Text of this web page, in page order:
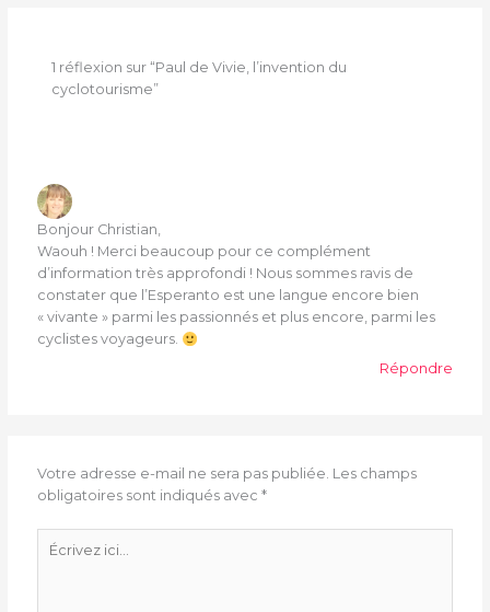
1 réflexion sur “Paul de Vivie, l’invention du
cyclotourisme”
Bonjour Christian,
Waouh ! Merci beaucoup pour ce complément
d’information très approfondi ! Nous sommes ravis de
constater que l’Esperanto est une langue encore bien
« vivante » parmi les passionnés et plus encore, parmi les
cyclistes voyageurs.
Répondre
Votre adresse e-mail ne sera pas publiée. Les champs
obligatoires sont indiqués avec*
ici…